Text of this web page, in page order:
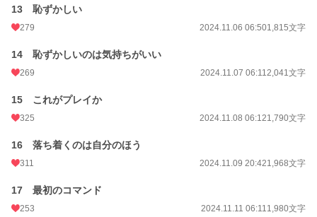
13 恥ずかしい
279 2024.11.06 06:501,815文字
14 恥ずかしいのは気持ちがいい
269 2024.11.07 06:112,041文字
15 これがプレイか
325 2024.11.08 06:121,790文字
16 落ち着くのは自分のほう
311 2024.11.09 20:421,968文字
17 最初のコマンド
253 2024.11.11 06:111,980文字